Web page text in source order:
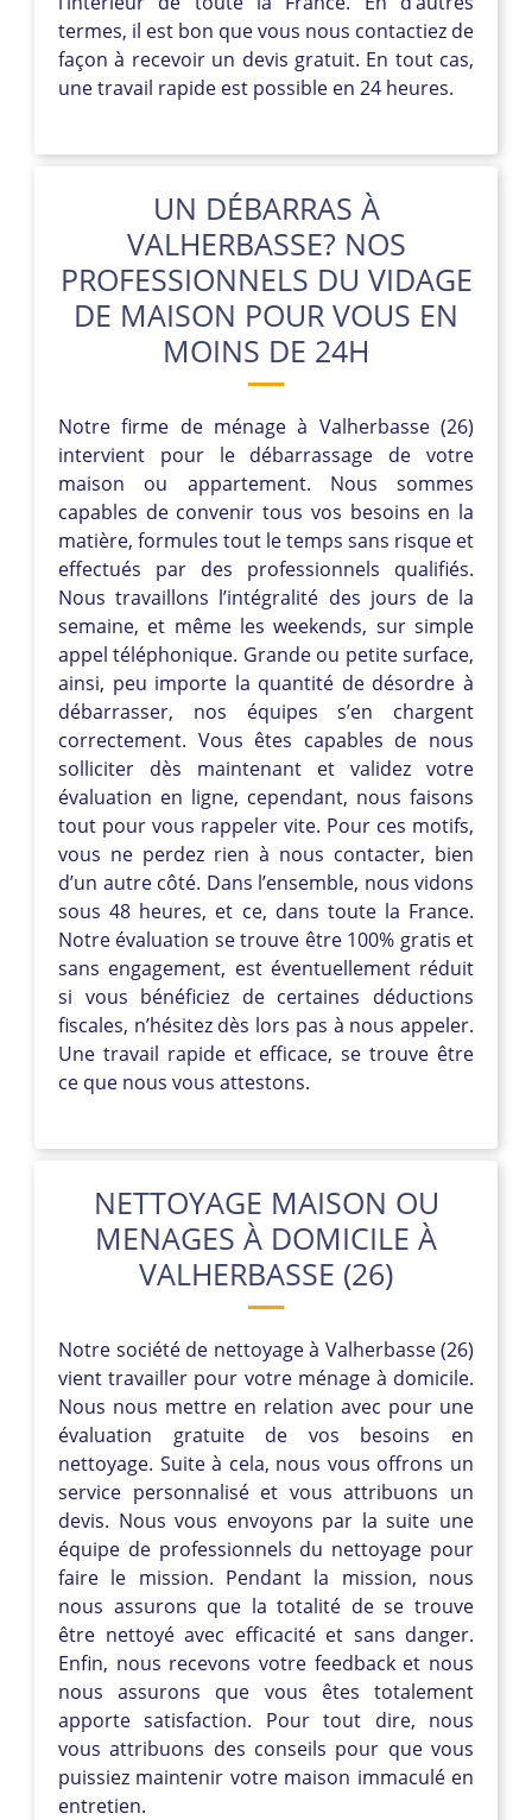
termes, il est bon que vous nous contactiez de
façon à recevoir un devis gratuit. En tout cas,
une travail rapide est possible en 24 heures.
UN DÉBARRAS À
VALHERBASSE? NOS
PROFESSIONNELS DU VIDAGE
DE MAISON POUR VOUS EN
MOINS DE 24H
Notre firme de ménage à Valherbasse (26)
intervient pour le débarrassage de votre
maison ou appartement. Nous sommes
capables de convenir tous vos besoins en la
matière, formules tout le temps sans risque et
effectués par des professionnels qualifiés.
Nous travaillons l’intégralité des jours de la
semaine, et même les weekends, sur simple
appel téléphonique. Grande ou petite surface,
ainsi, peu importe la quantité de désordre à
débarrasser, nos équipes s’en chargent
correctement. Vous êtes capables de nous
solliciter dès maintenant et validez votre
évaluation en ligne, cependant, nous faisons
tout pour vous rappeler vite. Pour ces motifs,
vous ne perdez rien à nous contacter, bien
d’un autre côté. Dans l’ensemble, nous vidons
sous 48 heures, et ce, dans toute la France.
Notre évaluation se trouve être 100% gratis et
sans engagement, est éventuellement réduit
si vous bénéficiez de certaines déductions
fiscales, n’hésitez dès lors pas à nous appeler.
Une travail rapide et efficace, se trouve être
ce que nous vous attestons.
NETTOYAGE MAISON OU
MENAGES À DOMICILE À
VALHERBASSE (26)
Notre société de nettoyage à Valherbasse (26)
vient travailler pour votre ménage à domicile.
Nous nous mettre en relation avec pour une
évaluation gratuite de vos besoins en
nettoyage. Suite à cela, nous vous offrons un
service personnalisé et vous attribuons un
devis. Nous vous envoyons par la suite une
équipe de professionnels du nettoyage pour
faire le mission. Pendant la mission, nous
nous assurons que la totalité de se trouve
être nettoyé avec efficacité et sans danger.
Enfin, nous recevons votre feedback et nous
nous assurons que vous êtes totalement
apporte satisfaction. Pour tout dire, nous
vous attribuons des conseils pour que vous
puissiez maintenir votre maison immaculé en
entretien.